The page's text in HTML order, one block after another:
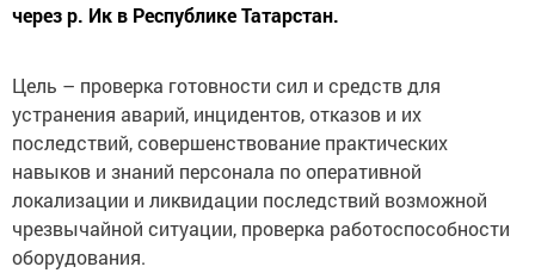
через р. Ик в Республике Татарстан.
Цель – проверка готовности сил и средств для
устранения аварий, инцидентов, отказов и их
последствий, совершенствование практических
навыков и знаний персонала по оперативной
локализации и ликвидации последствий возможной
чрезвычайной ситуации, проверка работоспособности
оборудования.